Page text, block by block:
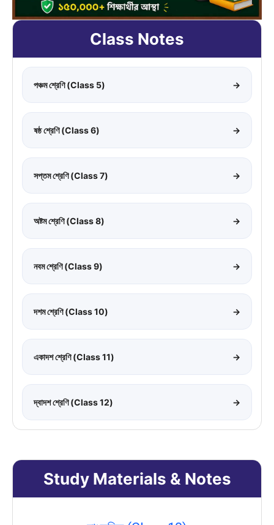
Class Notes
পঞ্চম শ্রেণি (Class 5) →
ষষ্ঠ শ্রেণি (Class 6) →
সপ্তম শ্রেণি (Class 7) →
অষ্টম শ্রেণি (Class 8) →
নবম শ্রেণি (Class 9) →
দশম শ্রেণি (Class 10) →
একাদশ শ্রেণি (Class 11) →
দ্বাদশ শ্রেণি (Class 12) →
Study Materials & Notes